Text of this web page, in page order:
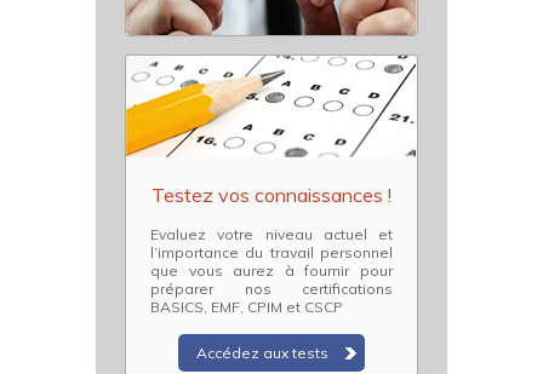
Testez vos connaissances !
Evaluez votre niveau actuel et
l’importance du travail personnel
que vous aurez à fournir pour
préparer nos certifications
BASICS, EMF, CPIM et CSCP
Accédez aux tests